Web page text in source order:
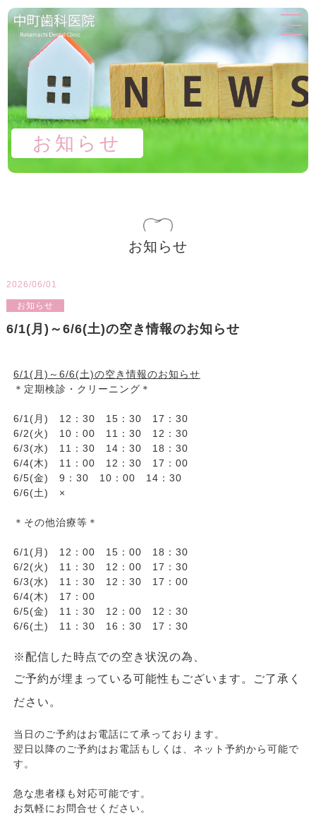
お知らせ
お知らせ
2026/06/01
お知らせ
6/1(月)～6/6(土)の空き情報のお知らせ
6/1(月)～6/6(土)の空き情報のお知らせ
＊定期検診・クリーニング＊
6/1(月) 12：30 15：30 17：30
6/2(火) 10：00 11：30 12：30
6/3(水) 11：30 14：30 18：30
6/4(木) 11：00 12：30 17：00
6/5(金) 9：30 10：00 14：30
6/6(土) ×
＊その他治療等＊
6/1(月) 12：00 15：00 18：30
6/2(火) 11：30 12：00 17：30
6/3(水) 11：30 12：30 17：00
6/4(木) 17：00
6/5(金) 11：30 12：00 12：30
6/6(土) 11：30 16：30 17：30
※ 配信した時点での空き状況の為、
ご予約が埋まっている可能性もございます。ご了承く
ださい。
当日のご予約はお電話にて承っております。
翌日以降のご予約はお電話もしくは、ネット予約から可能で
す。
急な患者様も対応可能です。
お気軽にお問合せください。